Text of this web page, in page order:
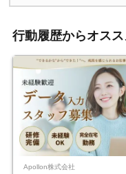
行動履歴からオス
Apollon株式会社